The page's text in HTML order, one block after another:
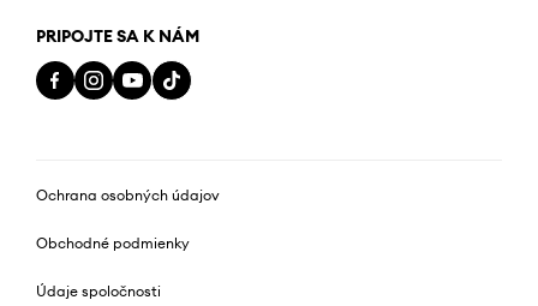
PRIPOJTE SA K NÁM
Ochrana osobných údajov
Obchodné podmienky
Údaje spoločnosti